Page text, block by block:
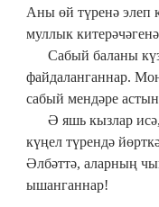
Аны өй түренә элеп
муллык
⠀⠀Сабый баланы
файдаланганнар.
сабый мендәре
⠀⠀Ә яшь кызлар
күңел түрендә
Әлбәттә, аларның
ышанганнар!